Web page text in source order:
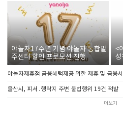
야놀자17주년 기념 야놀자 통합발
주센터 할인 프로모션 진행
<
야놀자제휴점 금융혜택제공 위한 제휴 및 금융서
울산시, 피서․행락지 주변 불법행위 19건 적발
더보기